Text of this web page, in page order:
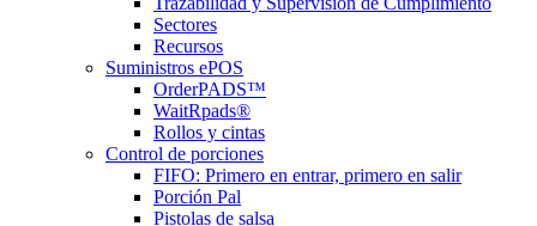
Sectores
Recursos
Suministros ePOS
OrderPADS™
WaitRpads®
Rollos y cintas
Control de porciones
FIFO: Primero en entrar, primero en salir
Porción Pal
Pistolas de salsa